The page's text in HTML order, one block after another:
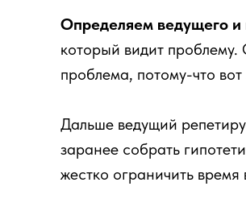
Определяем ведущего и
который видит
проблема, потому-что
Дальше ведущий
заранее собрать
жестко ограничить время